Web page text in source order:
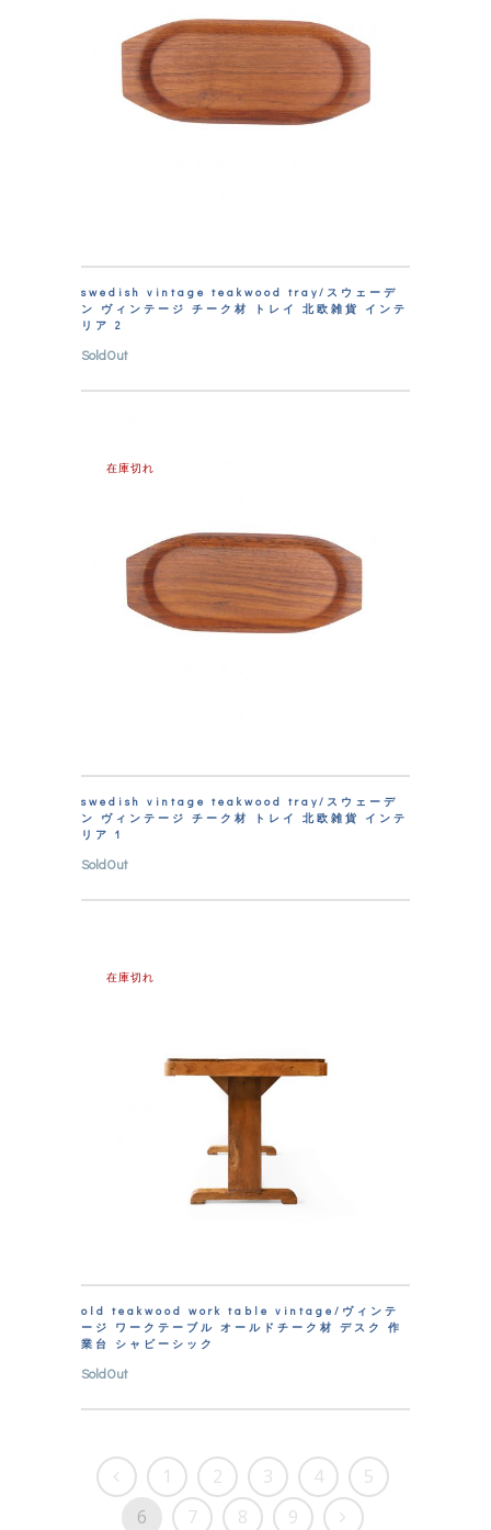
swedish vintage teakwood tray/スウェーデ
ン ヴィンテージ チーク材 トレイ 北欧雑貨 インテ
リア 2
SoldOut
在庫切れ
swedish vintage teakwood tray/スウェーデ
ン ヴィンテージ チーク材 トレイ 北欧雑貨 インテ
リア 1
SoldOut
在庫切れ
old teakwood work table vintage/ヴィンテ
ージ ワークテーブル オールドチーク材 デスク 作
業台 シャビーシック
SoldOut
1 2 3 4
5
6
7 8 9